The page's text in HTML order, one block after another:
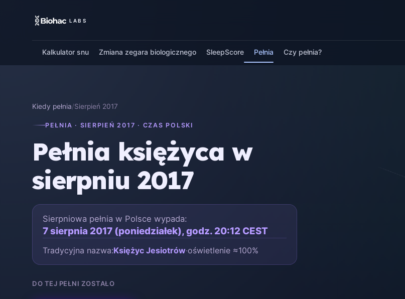
LABS
Kalkulator snu Zmiana zegara biologicznego SleepScore Pełnia Czy pełnia?
Kiedy pełnia/Sierpień 2017
PEŁNIA · SIERPIEŃ 2017 · CZAS POLSKI
Pełnia księżyca w
sierpniu 2017
Sierpniowa pełnia w Polsce wypada:
7 sierpnia 2017 (poniedziałek), godz. 20:12 CEST
Tradycyjna nazwa:Księżyc Jesiotrów·oświetlenie ≈100%
DO TEJ PEŁNI ZOSTAŁO